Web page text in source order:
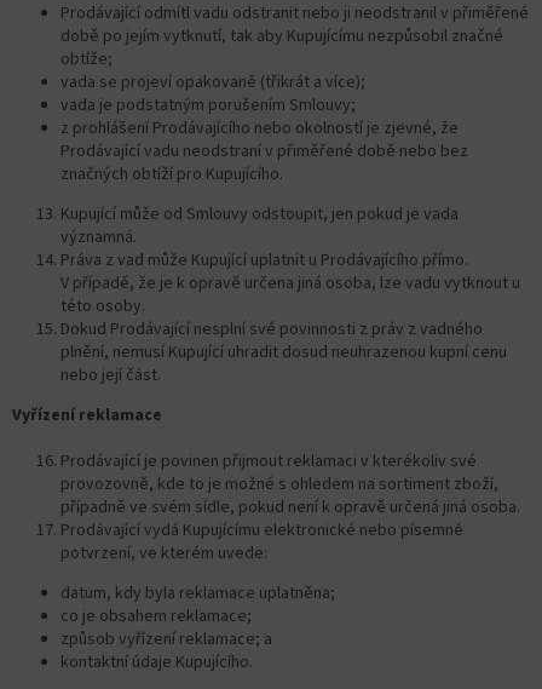
Prodávající odmítl vadu odstranit nebo ji neodstranil v přiměřené
době po jejím vytknutí, tak aby Kupujícímu nezpůsobil značné
obtíže;
vada se projeví opakovaně (třikrát a více);
vada je podstatným porušením Smlouvy;
z prohlášení Prodávajícího nebo okolností je zjevné, že
Prodávající vadu neodstraní v přiměřené době nebo bez
značných obtíží pro Kupujícího.
Kupující může od Smlouvy odstoupit, jen pokud je vada
významná.
Práva z vad může Kupující uplatnit u Prodávajícího přímo.
V případě, že je k opravě určena jiná osoba, lze vadu vytknout u
této osoby.
Dokud Prodávající nesplní své povinnosti z práv z vadného
plnění, nemusí Kupující uhradit dosud neuhrazenou kupní cenu
nebo její část.
Vyřízení reklamace
Prodávající je povinen přijmout reklamaci v kterékoliv své
provozovně, kde to je možné s ohledem na sortiment zboží,
případně ve svém sídle, pokud není k opravě určená jiná osoba.
Prodávající vydá Kupujícímu elektronické nebo písemné
potvrzení, ve kterém uvede:
datum, kdy byla reklamace uplatněna;
co je obsahem reklamace;
způsob vyřízení reklamace; a
kontaktní údaje Kupujícího.